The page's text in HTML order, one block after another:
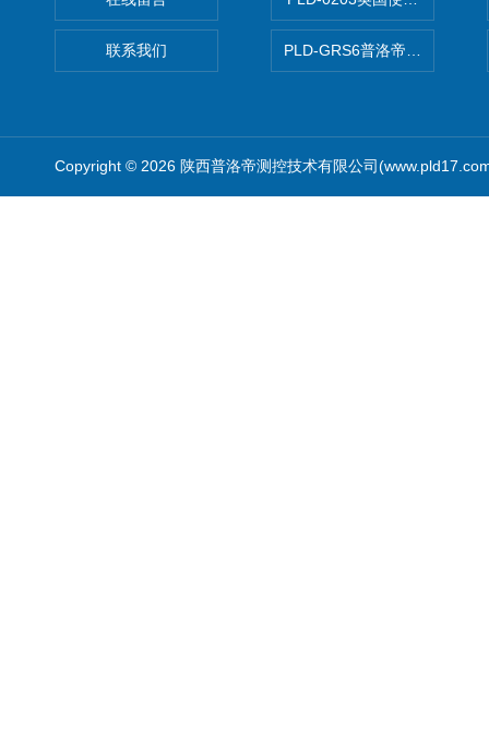
联系我们 PLD-GRS6普洛帝全自动微量
Copyright © 2026 陕西普洛帝测控技术有限公司